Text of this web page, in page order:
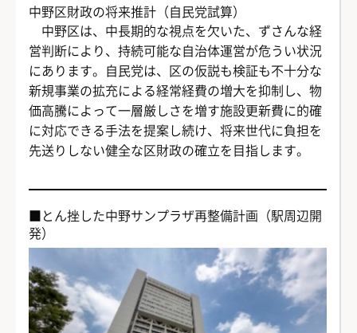
中野区財政の将来推計（自民党試算）
中野区は、中長期的な視点を欠いた、ずさんな経
営判断により、持続可能な自治体運営が危うい状況
にあります。自民党は、区の仮説も検証も不十分な
新規事業の拡充による経常経費の増大を抑制し、物
価高騰によって一層厳しさを増す施設更新費に的確
に対応できる手法を提案し続け、将来世代に負担を
先送りしない健全な区財政の確立を目指します。
■とん挫した中野サンプラザ再整備計画（駅周辺開
発）